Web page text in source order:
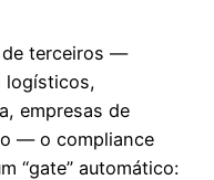
de terceiros —
logísticos,
empresas de
— o compliance
“gate” automático: